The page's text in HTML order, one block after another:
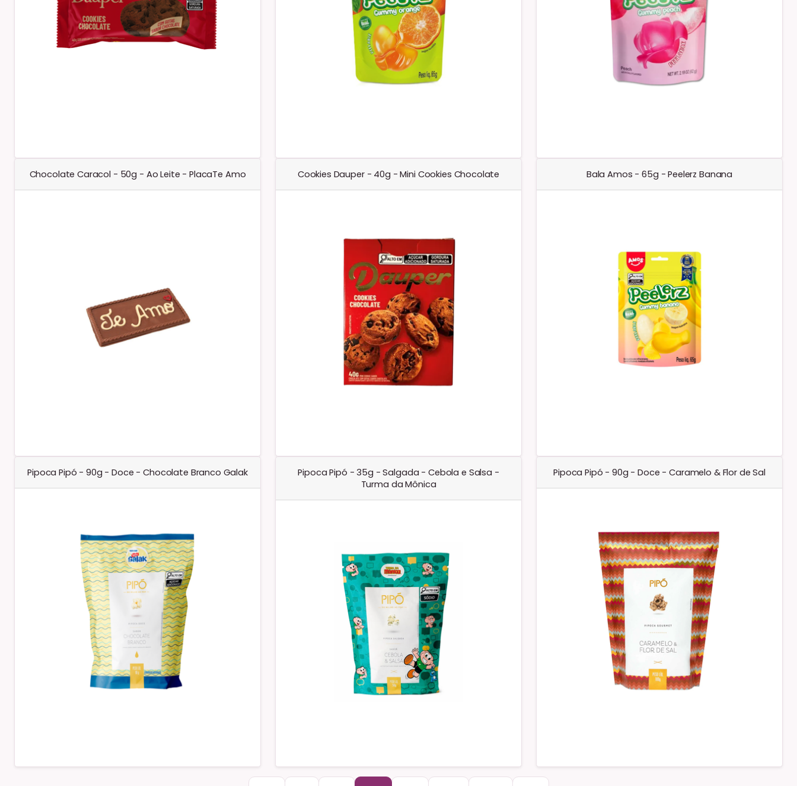
Chocolate Caracol - 50g - Ao Leite - PlacaTe Amo Cookies Dauper - 40g - Mini Cookies Chocolate Bala Amos - 65g - Peelerz Banana
Pipoca Pipó - 90g - Doce - Chocolate Branco Galak
Pipoca Pipó - 35g - Salgada - Cebola e Salsa -
Turma da Mônica
Pipoca Pipó - 90g - Doce - Caramelo & Flor de Sal